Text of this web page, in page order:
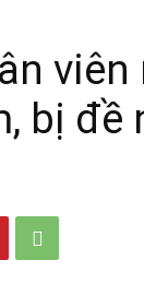
bị đề